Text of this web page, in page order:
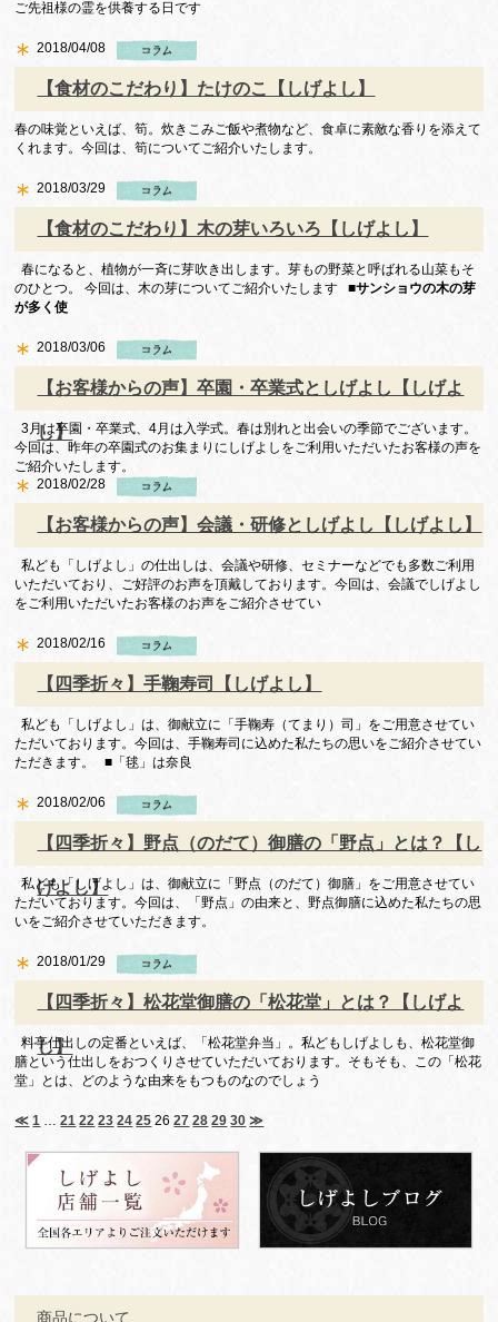
ご先祖様の霊を供養する日です
2018/04/08
【食材のこだわり】たけのこ【しげよし】
春の味覚といえば、筍。炊きこみご飯や煮物など、食卓に素敵な香りを添えて
くれます。今回は、筍についてご紹介いたします。
2018/03/29
【食材のこだわり】木の芽いろいろ【しげよし】
春になると、植物が一斉に芽吹き出します。芽もの野菜と呼ばれる山菜もそ
のひとつ。 今回は、木の芽についてご紹介いたします■サンショウの木の芽
が多く使
2018/03/06
【お客様からの声】卒園・卒業式としげよし【しげよ
し】
3月は卒園・卒業式、4月は入学式。春は別れと出会いの季節でございます。
今回は、昨年の卒園式のお集まりにしげよしをご利用いただいたお客様の声を
ご紹介いたします。
2018/02/28
【お客様からの声】会議・研修としげよし【しげよし】
私ども「しげよし」の仕出しは、会議や研修、セミナーなどでも多数ご利用
いただいており、ご好評のお声を頂戴しております。今回は、会議でしげよし
をご利用いただいたお客様のお声をご紹介させてい
2018/02/16
【四季折々】手鞠寿司【しげよし】
私ども「しげよし」は、御献立に「手鞠寿（てまり）司」をご用意させてい
ただいております。今回は、手鞠寿司に込めた私たちの思いをご紹介させてい
ただきます。 ■「毬」は奈良
2018/02/06
【四季折々】野点（のだて）御膳の「野点」とは？【し
げよし】
私ども「しげよし」は、御献立に「野点（のだて）御膳」をご用意させてい
ただいております。今回は、「野点」の由来と、野点御膳に込めた私たちの思
いをご紹介させていただきます。
2018/01/29
【四季折々】松花堂御膳の「松花堂」とは？【しげよ
し】
料亭仕出しの定番といえば、「松花堂弁当」。私どもしげよしも、松花堂御
膳という仕出しをおつくりさせていただいております。そもそも、この「松花
堂」とは、どのような由来をもつものなのでしょう
≪ 1 … 21 22 23 24 25 26 27 28 29 30 ≫
商品について